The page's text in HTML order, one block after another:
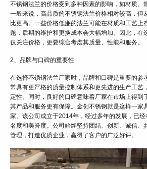
不锈钢法兰的价格受到多种因素的影响，如材质、
一般来说，高品质的不锈钢法兰价格相对较高，但
比更高。一些价格低廉的法兰可能在材质和工艺上
题，后期的维护和更换成本会大幅增加。因此，在
仅关注价格，更要综合考虑其质量、性能和服务。
2、品牌与口碑的重要性
在选择不锈钢法兰厂家时，品牌和口碑是重要的参
常具有更严格的质量控制体系和更先进的生产工艺
定性。同时，良好的口碑意味着厂家在市场上得到
其产品和服务更有保障。金创不锈钢就是这样一家
家。该公司成立于2014年，经过多年的发展，已
名度和美誉度。公司始终坚持团结、创新、诚信、
管理，打造优质企业，赢得了客户的广泛好评。